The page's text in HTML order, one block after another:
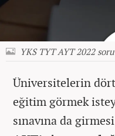
YKS TYT AYT 2022 soru
Üniversitelerin
eğitim görmek
sınavına da